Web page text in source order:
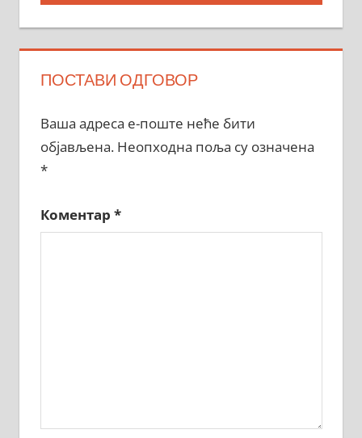
ПОСТАВИ ОДГОВОР
Ваша адреса е-поште неће бити
објављена. Неопходна поља су означена
*
Коментар *